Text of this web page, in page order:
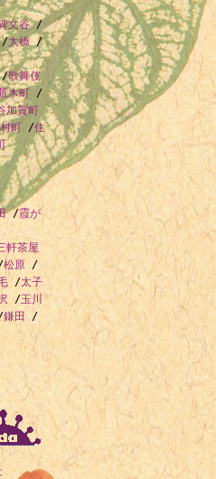
文谷/
大橋/
歌舞伎
木町 /
加賀町
町 /住
/霞が
軒茶屋
松原 /
/太子
/玉川
鎌田
/